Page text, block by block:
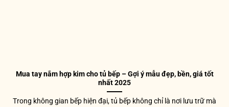
Mua tay nắm hợp kim cho tủ bếp – Gợi ý mẫu đẹp, bền, giá tốt
nhất 2025
Trong không gian bếp hiện đại, tủ bếp không chỉ là nơi lưu trữ mà